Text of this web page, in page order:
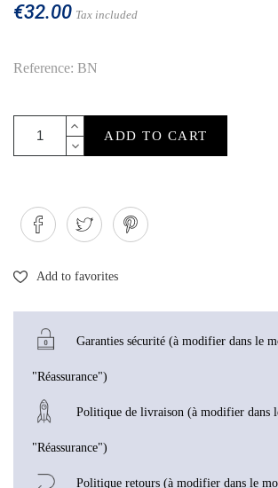
€32.00 Tax included
Reference: BN
ADD TO CART
Add to favorites
Garanties sécurité (à modifier dans le
"Réassurance")
Politique de livraison (à modifier dans
"Réassurance")
Politique retours (à modifier dans le